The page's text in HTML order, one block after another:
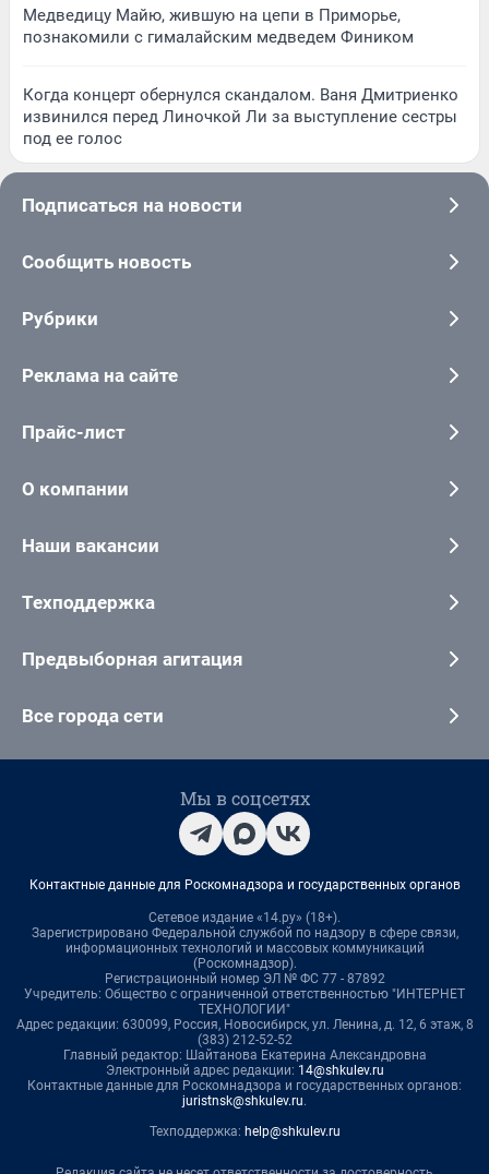
Медведицу Майю, жившую на цепи в Приморье,
познакомили с гималайским медведем Фиником
Когда концерт обернулся скандалом. Ваня Дмитриенко
извинился перед Линочкой Ли за выступление сестры
под ее голос
Подписаться на новости
Сообщить новость
Рубрики
Реклама на сайте
Прайс-лист
О компании
Наши вакансии
Техподдержка
Предвыборная агитация
Все города сети
Мы в соцсетях
Контактные данные для Роскомнадзора и государственных органов
Сетевое издание «14.ру» (18+).
Зарегистрировано Федеральной службой по надзору в сфере связи,
информационных технологий и массовых коммуникаций
(Роскомнадзор).
Регистрационный номер ЭЛ № ФС 77 - 87892
Учредитель: Общество с ограниченной ответственностью "ИНТЕРНЕТ
ТЕХНОЛОГИИ"
Адрес редакции: 630099, Россия, Новосибирск, ул. Ленина, д. 12, 6 этаж, 8
(383) 212-52-52
Главный редактор: Шайтанова Екатерина Александровна
Электронный адрес редакции: 14@shkulev.ru
Контактные данные для Роскомнадзора и государственных органов:
juristnsk@shkulev.ru.
Техподдержка: help@shkulev.ru